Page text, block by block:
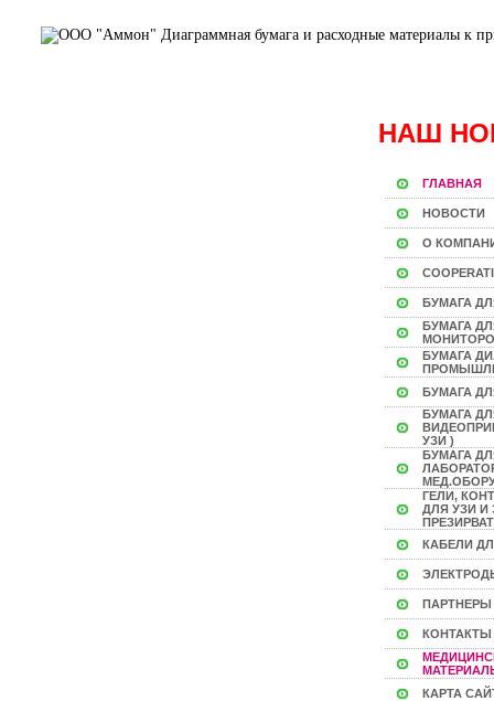
НАШ
ГЛАВНАЯ
НОВОСТИ
О
БУМАГА
БУМАГА
БУМАГА
БУМАГА
БУМАГА
УЗИ )
БУМАГА
ГЕЛИ,
ДЛЯ УЗИ И
КАБЕЛИ
ПАРТНЕРЫ
КОНТАКТЫ
КАРТА